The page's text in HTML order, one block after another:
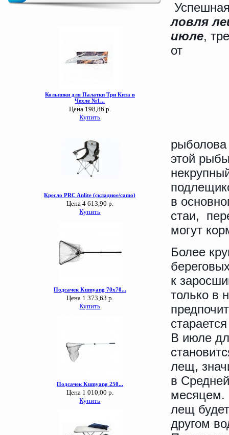
ловля
июле,
от
рыболова
этой
в
стаи,
могут
Более
к
только в
В июле
лещ,
в
месяцем.
лещ
другом